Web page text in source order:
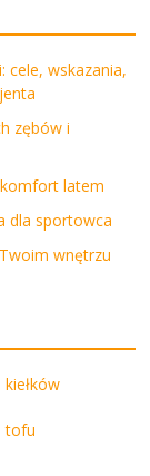
cele, wskazania,
zębów i
latem
dla sportowca
wnętrzu
tofu